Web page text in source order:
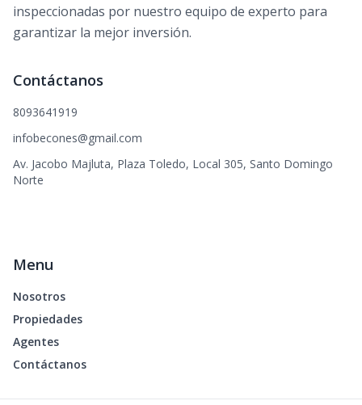
inspeccionadas por nuestro equipo de experto para
garantizar la mejor inversión.
Contáctanos
8093641919
infobecones@gmail.com
Av. Jacobo Majluta, Plaza Toledo, Local 305, Santo Domingo
Norte
Menu
Nosotros
Propiedades
Agentes
Contáctanos